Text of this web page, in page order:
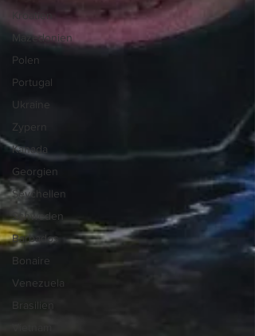
Kroatien
Mazedonien
Polen
Portugal
Ukraine
Zypern
Kanada
Georgien
Seychellen
Schweden
Barbados
Bonaire
Venezuela